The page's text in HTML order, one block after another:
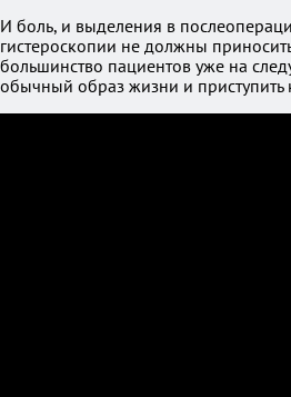
И боль, и выделения в
гистероскопии не должны
большинство пациентов уже на
обычный образ жизни и приступить